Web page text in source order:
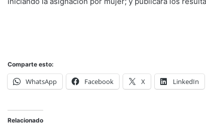
Comparte esto:
WhatsApp Facebook X LinkedIn
Relacionado